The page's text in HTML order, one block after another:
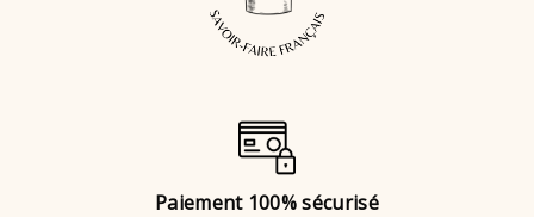
Paiement 100% sécurisé